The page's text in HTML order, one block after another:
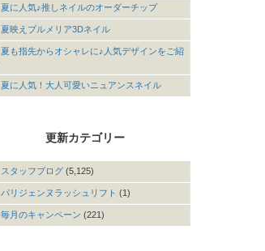
夏に人気♪推しネイルのオーダーチップ
夏映えプルメリア3Dネイル
夏も指先からオシャレに♪人気デザインをご紹
夏に人気！大人可愛いニュアンスネイル
更新カテゴリー
スタッフブログ (5,125)
パリジェンヌラッシュリフト (1)
毎月のキャンペーン (221)